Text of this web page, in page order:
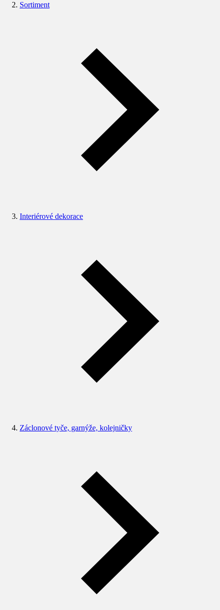
Sortiment
Interiérové dekorace
Záclonové tyče, garnýže, kolejničky